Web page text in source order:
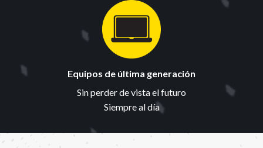
Equipos de última generación
Sin perder de vista el futuro
Siempre al día